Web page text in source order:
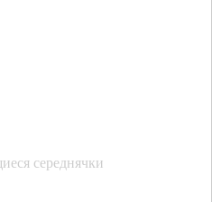
середнячки